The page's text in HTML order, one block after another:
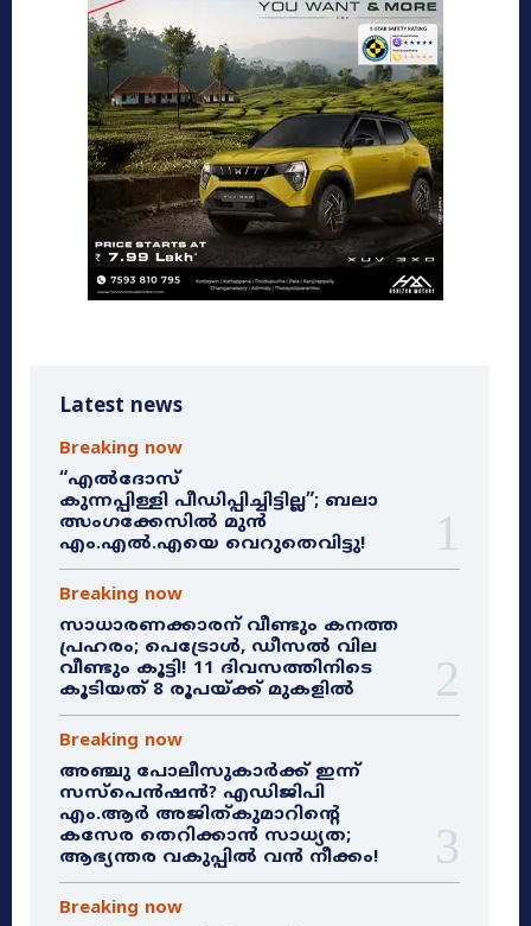
Latest news
Breaking now
“എൽദോസ്
കുന്നപ്പിള്ളി പീഡിപ്പിച്ചിട്ടില്ല”; ബലാ
ത്സംഗക്കേസിൽ മുൻ
എം.എൽ.എയെ വെറുതെവിട്ടു!
Breaking now
സാധാരണക്കാരന് വീണ്ടും കനത്ത
പ്രഹരം; പെട്രോൾ, ഡീസൽ വില
വീണ്ടും കൂട്ടി! 11 ദിവസത്തിനിടെ
കൂടിയത് 8 രൂപയ്ക്ക് മുകളിൽ
Breaking now
അഞ്ചു പോലീസുകാർക്ക് ഇന്ന്
സസ്‌പെൻഷൻ? എഡിജിപി
എം.ആർ അജിത്കുമാറിൻ്റെ
കസേര തെറിക്കാൻ സാധ്യത;
ആഭ്യന്തര വകുപ്പിൽ വൻ നീക്കം!
Breaking now